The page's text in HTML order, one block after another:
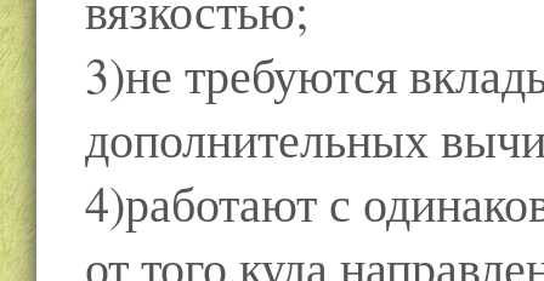
3)не требуются
дополнительных
4)работают с
от того,куда